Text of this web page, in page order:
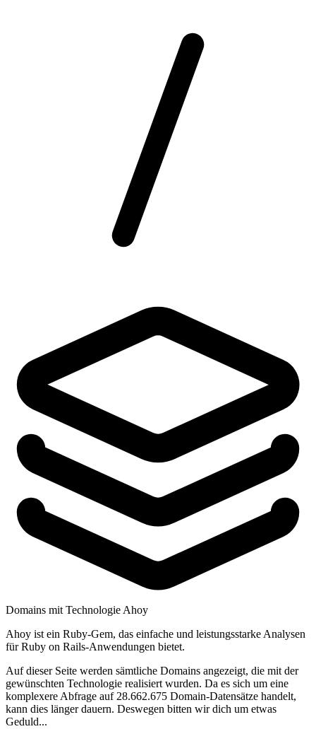
Domains mit Technologie Ahoy
Ahoy ist ein Ruby-Gem, das einfache und leistungsstarke Analysen
für Ruby on Rails-Anwendungen bietet.
Auf dieser Seite werden sämtliche Domains angezeigt, die mit der
gewünschten Technologie realisiert wurden. Da es sich um eine
komplexere Abfrage auf 28.662.675 Domain-Datensätze handelt,
kann dies länger dauern. Deswegen bitten wir dich um etwas
Geduld...